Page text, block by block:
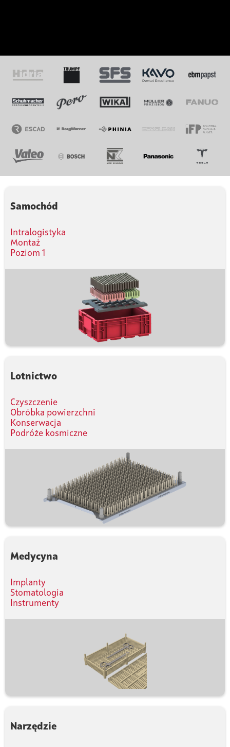
Samochód
Intralogistyka
Montaż
Poziom 1
Lotnictwo
Czyszczenie
Obróbka powierzchni
Konserwacja
Podróże kosmiczne
Medycyna
Implanty
Stomatologia
Instrumenty
Narzędzie